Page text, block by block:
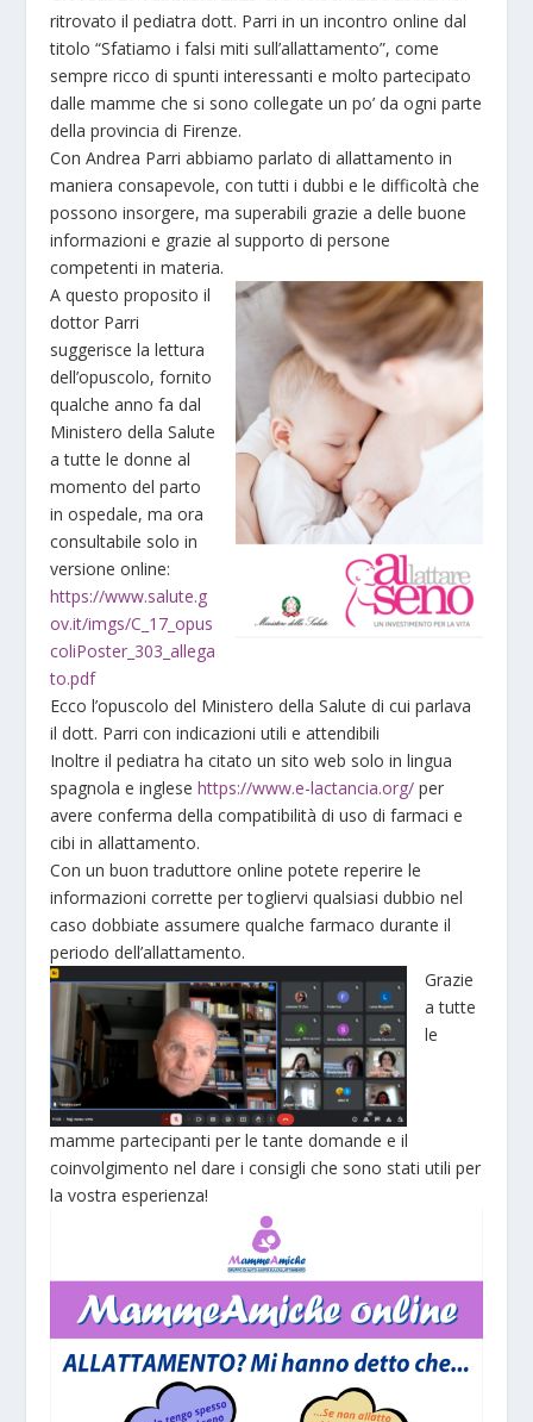
ritrovato il pediatra dott. Parri in un incontro online dal
titolo “Sfatiamo i falsi miti sull’allattamento”, come
sempre ricco di spunti interessanti e molto partecipato
dalle mamme che si sono collegate un po’ da ogni parte
della provincia di Firenze.
Con Andrea Parri abbiamo parlato di allattamento in
maniera consapevole, con tutti i dubbi e le difficoltà che
possono insorgere, ma superabili grazie a delle buone
informazioni e grazie al supporto di persone
competenti in materia.
A questo proposito il
dottor Parri
suggerisce la lettura
dell’opuscolo, fornito
qualche anno fa dal
Ministero della Salute
a tutte le donne al
momento del parto
in ospedale, ma ora
consultabile solo in
versione online:
https://www.salute.g
ov.it/imgs/C_17_opus
coliPoster_303_allega
to.pdf
Ecco l’opuscolo del Ministero della Salute di cui parlava
il dott. Parri con indicazioni utili e attendibili
Inoltre il pediatra ha citato un sito web solo in lingua
spagnola e inglesehttps://www.e-lactancia.org/ per
avere conferma della compatibilità di uso di farmaci e
cibi in allattamento.
Con un buon traduttore online potete reperire le
informazioni corrette per togliervi qualsiasi dubbio nel
caso dobbiate assumere qualche farmaco durante il
periodo dell’allattamento.
Grazie
a tutte
le
mamme partecipanti per le tante domande e il
coinvolgimento nel dare i consigli che sono stati utili per
la vostra esperienza!